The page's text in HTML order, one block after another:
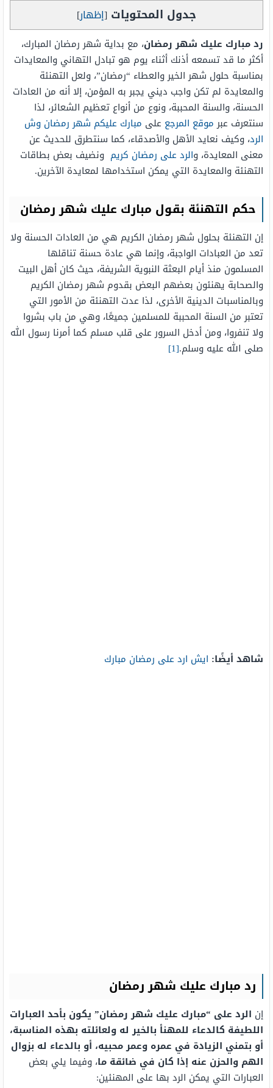
جدول المحتويات [إظهار]
رد مبارك عليك شهر رمضان، مع بداية شهر رمضان المبارك،
أكثر ما قد تسمعه أذنك أثناء يوم هو تبادل التهاني والمعايدات
بمناسبة حلول شهر الخير والعطاء “رمضان”، ولعل التهنئة
والمعايدة لم تكن واجب ديني يجبر به المؤمن، إلا أنه من العادات
الحسنة، والسنة المحببة، ونوع من أنواع تعظيم الشعائر، لذا
سنتعرف عبرموقع المرجع على مبارك عليكم شهر رمضان وش
الرد، وكيف نعايد الأهل والأصدقاء، كما سنتطرق للحديث عن
معنى المعايدة، والرد على رمضان كريم ونضيف بعض بطاقات
التهنئة والمعايدة التي يمكن استخدامها لمعايدة الآخرين.
حكم التهنئة بقول مبارك عليك شهر رمضان
إن التهنئة بحلول شهر رمضان الكريم هي من العادات الحسنة ولا
تعد من العبادات الواجبة، وإنما هي عادة حسنة تناقلها
المسلمون منذ أيام البعثة النبوية الشريفة، حيث كان أهل البيت
والصحابة يهنئون بعضهم البعض بقدوم شهر رمضان الكريم
وبالمناسبات الدينية الأخرى، لذا عدت التهنئة من الأمور التي
تعتبر من السنة المحببة للمسلمين جميعًا، وهي من باب بشروا
ولا تنفروا، ومن أدخل السرور على قلب مسلم كما أمرنا رسول الله
صلى الله عليه وسلم.[1]
شاهد أيضًا: ايش ارد على رمضان مبارك
رد مبارك عليك شهر رمضان
إن الرد على “مبارك عليك شهر رمضان” يكون بأحد العبارات
اللطيفة كالدعاء للمهنأ بالخير له ولعائلته بهذه المناسبة،
أو بتمني الزيادة في عمره وعمر محبيه، أو بالدعاء له بزوال
الهم والحزن عنه إذا كان في ضائقة ما، وفيما يلي بعض
العبارات التي يمكن الرد بها على المهنئين: